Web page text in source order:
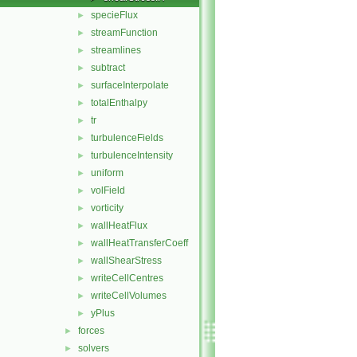
► specieFlux
► streamFunction
► streamlines
► subtract
► surfaceInterpolate
► totalEnthalpy
► tr
► turbulenceFields
► turbulenceIntensity
► uniform
► volField
► vorticity
► wallHeatFlux
► wallHeatTransferCoeff
► wallShearStress
► writeCellCentres
► writeCellVolumes
► yPlus
► forces
► solvers